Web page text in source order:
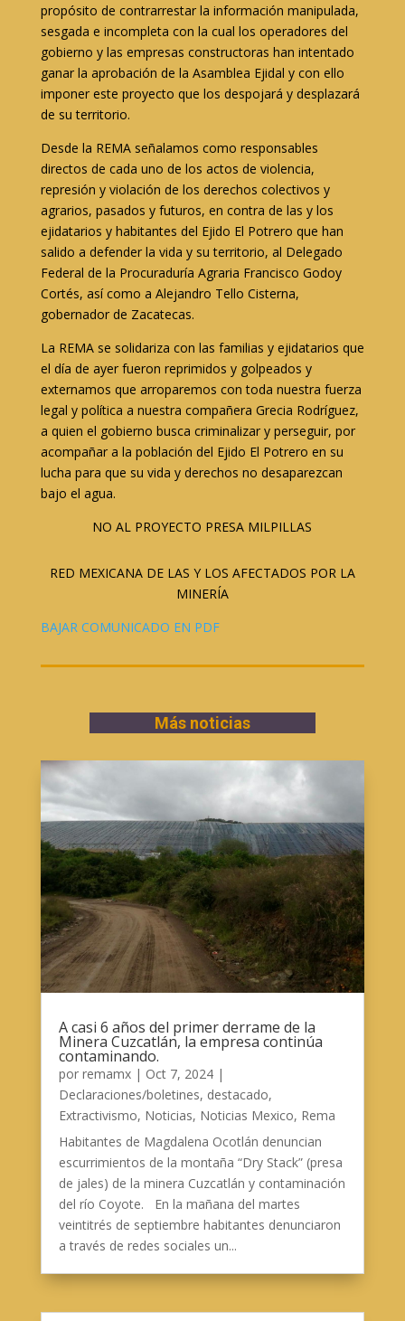
propósito de contrarrestar la información manipulada,
sesgada e incompleta con la cual los operadores del
gobierno y las empresas constructoras han intentado
ganar la aprobación de la Asamblea Ejidal y con ello
imponer este proyecto que los despojará y desplazará
de su territorio.
Desde la REMA señalamos como responsables
directos de cada uno de los actos de violencia,
represión y violación de los derechos colectivos y
agrarios, pasados y futuros, en contra de las y los
ejidatarios y habitantes del Ejido El Potrero que han
salido a defender la vida y su territorio, al Delegado
Federal de la Procuraduría Agraria Francisco Godoy
Cortés, así como a Alejandro Tello Cisterna,
gobernador de Zacatecas.
La REMA se solidariza con las familias y ejidatarios que
el día de ayer fueron reprimidos y golpeados y
externamos que arroparemos con toda nuestra fuerza
legal y política a nuestra compañera Grecia Rodríguez,
a quien el gobierno busca criminalizar y perseguir, por
acompañar a la población del Ejido El Potrero en su
lucha para que su vida y derechos no desaparezcan
bajo el agua.
NO AL PROYECTO PRESA MILPILLAS
RED MEXICANA DE LAS Y LOS AFECTADOS POR LA
MINERÍA
BAJAR COMUNICADO EN PDF
Más noticias
A casi 6 años del primer derrame de la
Minera Cuzcatlán, la empresa continúa
contaminando.
por remamx| Oct 7, 2024|
Declaraciones/boletines, destacado,
Extractivismo, Noticias, Noticias Mexico, Rema
Habitantes de Magdalena Ocotlán denuncian
escurrimientos de la montaña “Dry Stack” (presa
de jales) de la minera Cuzcatlán y contaminación
del río Coyote. En la mañana del martes
veintitrés de septiembre habitantes denunciaron
a través de redes sociales un...